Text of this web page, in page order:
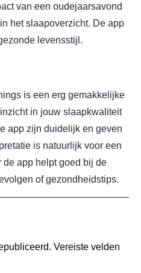
van een oudejaarsavond
het slaapoverzicht. De app
levensstijl.
is een erg gemakkelijke
in jouw slaapkwaliteit
app zijn duidelijk en geven
is natuurlijk voor een
app helpt goed bij de
of gezondheidstips.
Vereiste velden